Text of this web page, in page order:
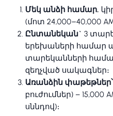
Մեկ անձի համար.
(մոտ 24,000–40,000
Ընտանեկան` 3
երեխաների համար
տարեկանների
զեղչված սակագներ։
Առանձին փաթեթներ՝
բուժումներ) – 15,000
սննդով)։